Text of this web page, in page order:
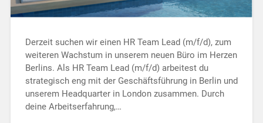
Derzeit suchen wir einen HR Team Lead (m/f/d), zum
weiteren Wachstum in unserem neuen Büro im Herzen
Berlins. Als HR Team Lead (m/f/d) arbeitest du
strategisch eng mit der Geschäftsführung in Berlin und
unserem Headquarter in London zusammen. Durch
deine Arbeitserfahrung,…